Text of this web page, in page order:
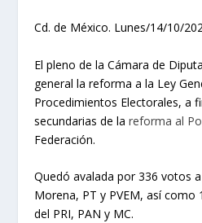
Cd. de México. Lunes/14/10/
El pleno de la Cámara de
general la reforma a la Ley
Procedimientos Electorales, a
secundarias de lareforma al
Federación.
Quedó avalada por 336 votos
Morena, PT y PVEM, así
del PRI, PAN y MC.